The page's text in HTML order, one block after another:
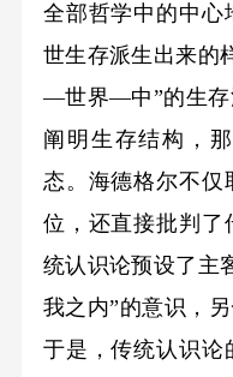
全部哲学中的中心
世生存派生出来的
—世界—中”的生存
阐明生存结构，
态。海德格尔不仅
位，还直接批判了
统认识论预设了主
我之内”的意识，
于是，传统认识论